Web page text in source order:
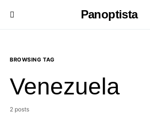
Panoptista
BROWSING TAG
Venezuela
2 posts